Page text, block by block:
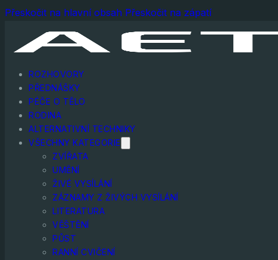
Přeskočit na hlavní obsah Přeskočit na zápatí
ROZHOVORY
PŘEDNÁŠKY
PÉČE O TĚLO
RODINA
ALTERNATIVNÍ TECHNIKY
VŠECHNY KATEGORIE
ZVÍŘATA
UMĚNÍ
ŽIVÉ VYSÍLÁNÍ
ZÁZNAMY Z ŽIVÝCH VYSÍLÁNÍ
LITERATURA
VĚŠTĚNÍ
PŮST
RANNÍ CVIČENÍ